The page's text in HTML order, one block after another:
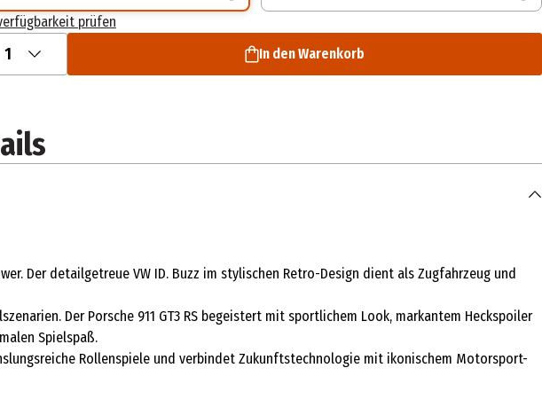
prüfen
1 In den Warenkorb
Der detailgetreue VW ID. Buzz im stylischen Retro-Design dient als Zugfahrzeug und
Der Porsche 911 GT3 RS begeistert mit sportlichem Look, markantem Heckspoiler
Spielspaß.
Rollenspiele und verbindet Zukunftstechnologie mit ikonischem Motorsport-